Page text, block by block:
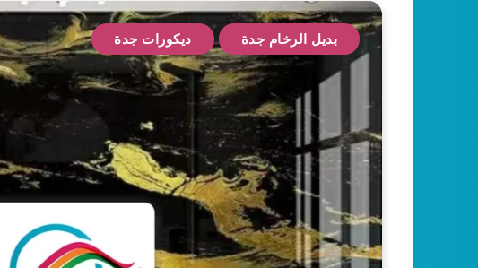
بديل الرخام جدة ديكورات جدة